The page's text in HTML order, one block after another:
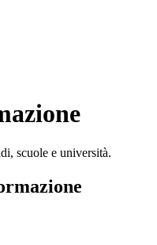
scuole e università.